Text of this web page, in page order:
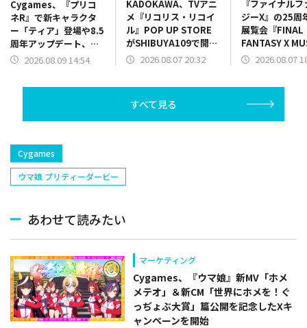
Cygames、『プリコ
ネR』で新キャラクタ
ー「ティア」登場や8.5
周年アップデート、コ
ラボ情報を8.5 周年直
2026.08.09 14:54
KADOKAWA、TVアニ
メ『リコリス・リコイ
ル』POP UP STORE
がSHIBUYA109で開催
決定2026.08.07 20:32
『ファイナル
ジーX』の25周
展覧会『FINAL
FANTASY X
幻光の記憶-』
2026.08.07
すべて見る
Cygames
ウマ娘 プリティーダービー
あわせて読みたい
マーケティング
Cygames、『ウマ娘』新MV「ホメ
メテオ」＆新CM「世界にホメを！ぐ
っぢょぶ大賞」篇公開を記念したXキ
ャンペーンを開始